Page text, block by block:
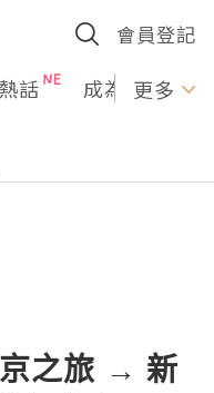
會員登記
話 成為U更多
之旅 → 新